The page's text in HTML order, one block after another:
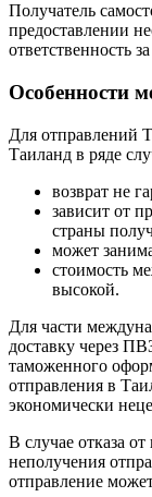
Получатель
предоставлении
ответственность
Особенности
Для отправлений
Таиланд в ряде
возврат не
зависит от
страны
может
стоимость
высокой.
Для части
доставку через
таможенного
отправления в
экономически
В случае отказа
неполучения
отправление